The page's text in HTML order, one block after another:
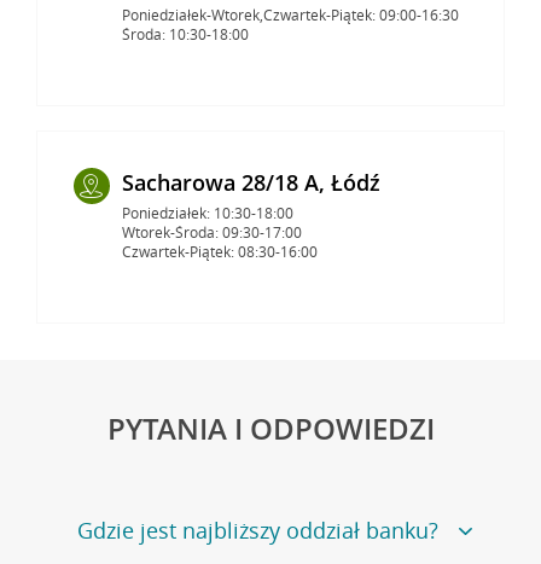
Poniedziałek-Wtorek,Czwartek-Piątek: 09:00-16:30
Środa: 10:30-18:00
Sacharowa 28/18 A, Łódź
Poniedziałek: 10:30-18:00
Wtorek-Środa: 09:30-17:00
Czwartek-Piątek: 08:30-16:00
PYTANIA I ODPOWIEDZI
Gdzie jest najbliższy oddział banku?